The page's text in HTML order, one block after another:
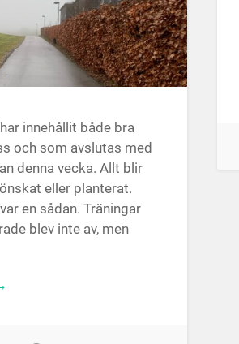
innehållit både bra
och som avslutas med
denna vecka. Allt blir
eller planterat.
en sådan. Träningar
blev inte av, men